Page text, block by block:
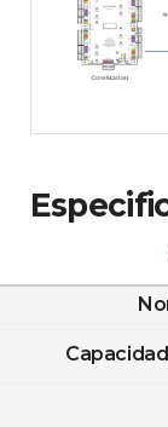
Capacidad